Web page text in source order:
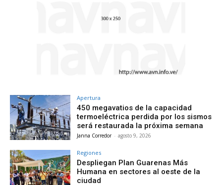
Apertura
450 megavatios de la capacidad
termoeléctrica perdida por los sismos
será restaurada la próxima semana
Janna Corredor - agosto 9, 2026
Regiones
Despliegan Plan Guarenas Más
Humana en sectores al oeste de la
ciudad